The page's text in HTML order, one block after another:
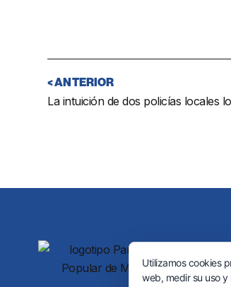
< ANTERIOR
952 58 80
Utilizamos cookies
web, medir su uso